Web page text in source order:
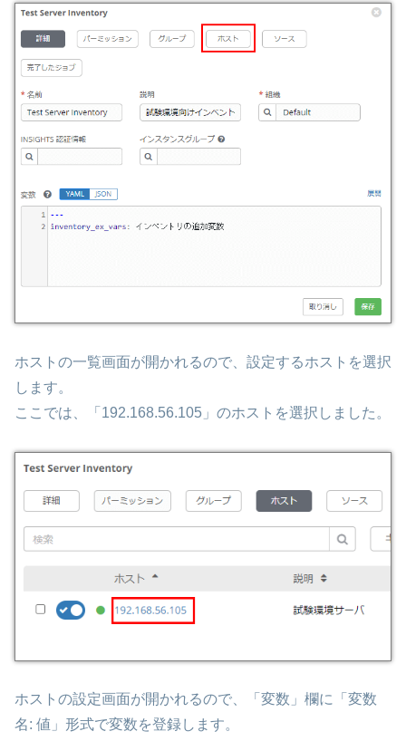
ホストの一覧画面が開かれるので、設定するホストを選択
します。
ここでは、「192.168.56.105」のホストを選択しました。
ホストの設定画面が開かれるので、「変数」欄に「変数
名: 値」形式で変数を登録します。